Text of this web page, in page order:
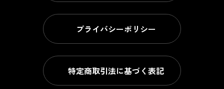
プライバシーポリシー
特定商取引法に基づく表記